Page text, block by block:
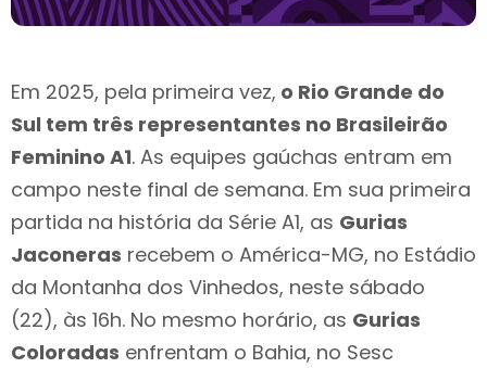
Em 2025, pela primeira vez, o Rio Grande do
Sul tem três representantes no Brasileirão
Feminino A1. As equipes gaúchas entram em
campo neste final de semana. Em sua primeira
partida na história da Série A1, as Gurias
Jaconeras recebem o América-MG, no Estádio
da Montanha dos Vinhedos, neste sábado
(22), às 16h. No mesmo horário, as Gurias
Coloradas enfrentam o Bahia, no Sesc